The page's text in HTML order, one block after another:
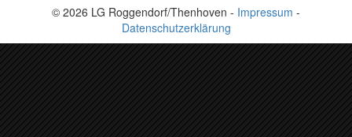
© 2026 LG Roggendorf/Thenhoven - Impressum -
Datenschutzerklärung